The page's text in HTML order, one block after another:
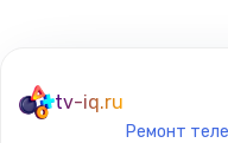
tv-iq.ru
Ремонт